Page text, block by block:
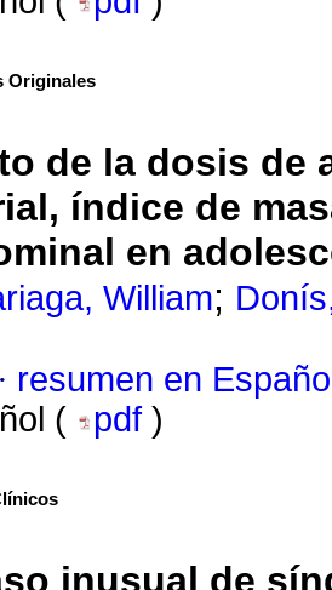
Originales
de la dosis de
índice de
en
William;
· resumen en
(
pdf )
inusual de